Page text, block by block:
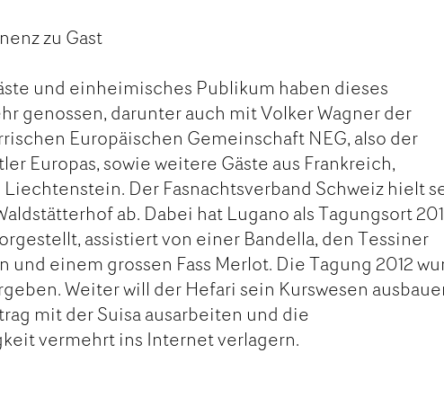
zu Gast
und einheimisches Publikum haben dieses
genossen, darunter auch mit Volker Wagner der
Europäischen Gemeinschaft NEG, also der
Europas, sowie weitere Gäste aus Frankreich,
Der Fasnachtsverband Schweiz hielt
ab. Dabei hat Lugano als Tagungsort
assistiert von einer Bandella, den Tessiner
und einem grossen Fass Merlot. Die Tagung 2012
Weiter will der Hefari sein Kurswesen
mit der Suisa ausarbeiten und die
vermehrt ins Internet verlagern.